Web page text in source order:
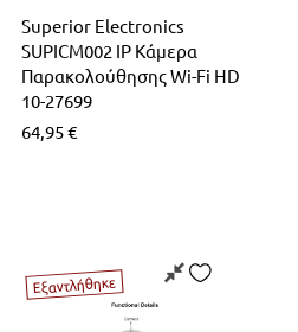
Superior Electronics
SUPICM002 IP Κάμερα
Παρακολούθησης Wi-Fi HD
10-27699
64,95€
Εξαντλήθηκε